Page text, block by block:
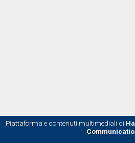
Piattaforma e contenuti multimediali di